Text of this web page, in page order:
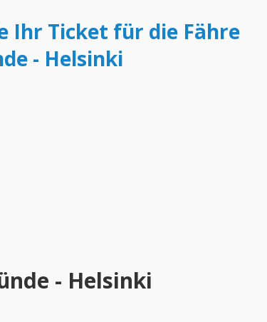
Ihr Ticket für die Fähre
- Helsinki
- Helsinki